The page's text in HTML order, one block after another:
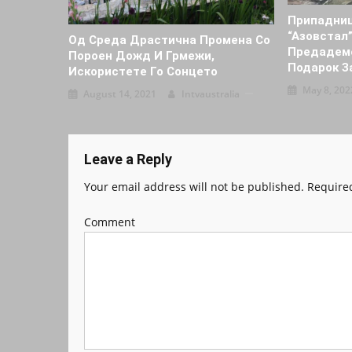
Од Среда Драстична Промена Со
Пороен Дожд И Грмежи,
Искористете Го Сонцето
Подарок
Leave a Reply
Your email address will not be published.
Comment